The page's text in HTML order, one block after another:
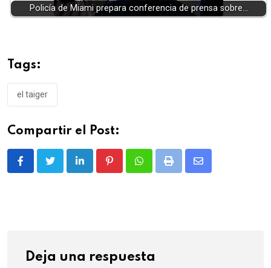
Policía de Miami prepara conferencia de prensa sobre…
Tags:
el taiger
Compartir el Post:
LinkedIn PinterestWhatsappPrint
Share
Deja una respuesta